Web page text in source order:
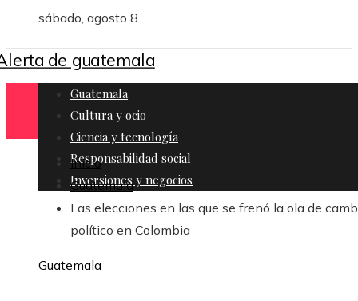
sábado, agosto 8
Guatemala
Cultura y ocio
Ciencia y tecnología
Responsabilidad social
Inversiones y negocios
Inicio
Guatemala
Las elecciones en las que se frenó la ola de
político en Colombia
Guatemala